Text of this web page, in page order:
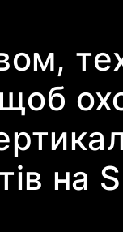
на